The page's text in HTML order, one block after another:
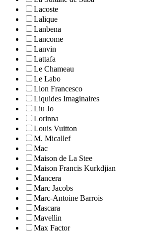
Lacoste
Lalique
Lanbena
Lancome
Lanvin
Lattafa
Le Chameau
Le Labo
Lion Francesco
Liquides Imaginaires
Liu Jo
Lorinna
Louis Vuitton
M. Micallef
Mac
Maison de La Stee
Maison Francis Kurkdjian
Mancera
Marc Jacobs
Marc-Antoine Barrois
Mascara
Mavellin
Max Factor